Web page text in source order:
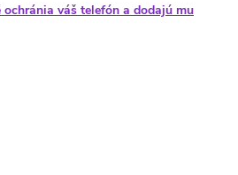
ochránia váš telefón a dodajú mu